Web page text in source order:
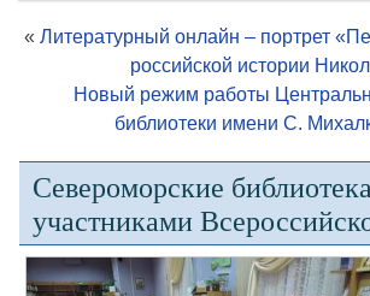
« Литературный онлайн – портрет
российской истории
Новый режим работы
библиотеки имени С.
Североморские
участниками